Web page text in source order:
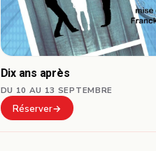
Dix ans après
DU 10 AU 13 SEPTEMBRE
Réserver